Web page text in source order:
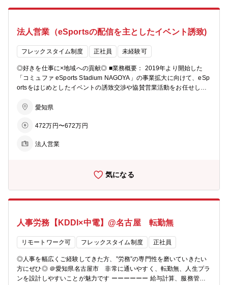
法人営業（eSportsの配信を主としたイベント誘致)
フレックスタイム制度 正社員 未経験可
◎好きを仕事に×地域への貢献◎ ■業務概要： 2019年より開始した
「コミュファ eSports Stadium NAGOYA」の事業拡大に向けて、eSp
ortsをはじめとしたイベントの誘致交渉や協賛営業活動をお任せしま
ortsを軸としたイベントの企画提案。「eスポーツ×●●」の観点で、課
の継続的な提案および新規顧客開拓活動 ・お客様の業種・目的（集客
画、提案書の作成 契約後は、制作チームが実際の制作・運営を担って
6：4 2019年の開始から、徐々に既存のお客様にリピートしていた
た、新規開拓に関しても、主にHPへのお問い合わせ、他事業部から
の提案がメインとなりますので、企画提案に注力できます。 ・案件規
模：平均すると提案から受注まで約2か月、一人当たり並行して5～6
件の案件を担当します。 ■仕事の魅力、やりがい ・自身のアイデアや
愛知県
472万円〜672万円
法人営業
気になる
人事労務【KDDI×中電】@名古屋 転勤無
リモートワーク可 フレックスタイム制度 正社員
◎人事を幅広くご経験してきた方、”労務”の専門性を磨いていきたい
方にぜひ◎ ＠愛知県名古屋市 非常に通いやすく、転勤無、人生プラ
ンを設計しやすいことが魅力です ーーーーーー 給与計算、服務管理